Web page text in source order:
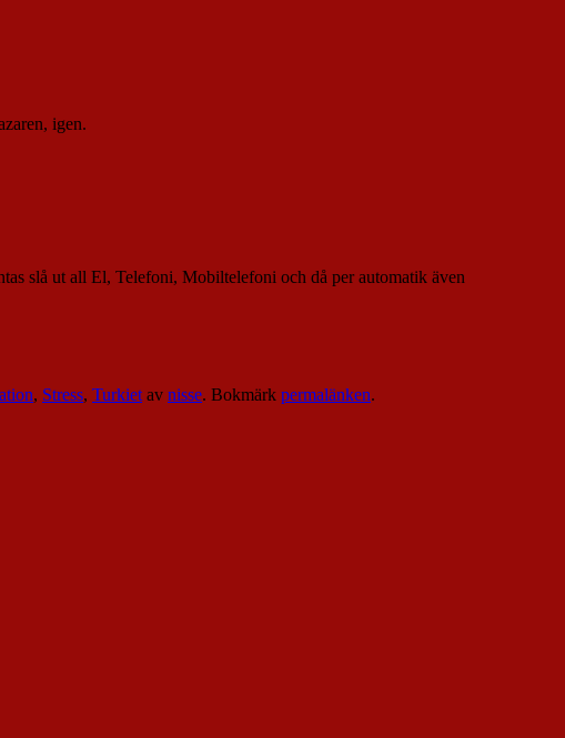
igen.
slå ut all El, Telefoni, Mobiltelefoni och då per automatik även
, Stress, Turkietav nisse. Bokmärk permalänken.